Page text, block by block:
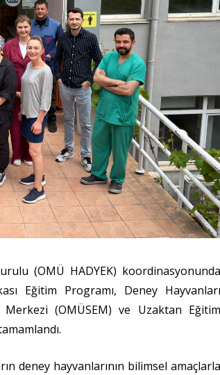
(OMÜ HADYEK) koordinasyonunda
Eğitim Programı, Deney Hayvanları
(OMÜSEM) ve Uzaktan Eğitim
deney hayvanlarının bilimsel amaçlarla